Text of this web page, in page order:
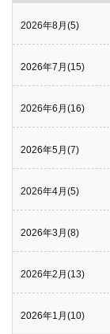
2026年8月(5)
2026年7月(15)
2026年6月(16)
2026年5月(7)
2026年4月(5)
2026年3月(8)
2026年2月(13)
2026年1月(10)